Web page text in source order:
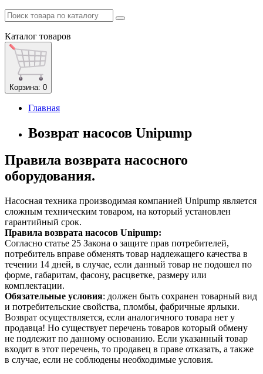
Каталог товаров
Корзина: 0
Главная
Возврат насосов Unipump
Правила возврата насосного
оборудования.
Насосная техника производимая компанией Unipump является
сложным техническим товаром, на который установлен
гарантийный срок.
Правила возврата насосов Unipump:
Согласно статье 25 Закона о защите прав потребителей,
потребитель вправе обменять товар надлежащего качества в
течении 14 дней, в случае, если данный товар не подошел по
форме, габаритам, фасону, расцветке, размеру или
комплектации.
Обязательные условия: должен быть сохранен товарный вид
и потребительские свойства, пломбы, фабричные ярлыки.
Возврат осуществляется, если аналогичного товара нет у
продавца! Но существует перечень товаров который обмену
не подлежит по данному основанию. Если указанный товар
входит в этот перечень, то продавец в праве отказать, а также
в случае, если не соблюдены необходимые условия.